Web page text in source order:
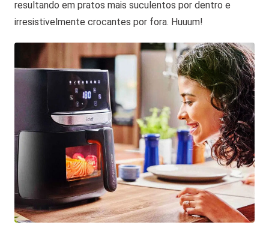
resultando em pratos mais suculentos por dentro e
irresistivelmente crocantes por fora. Huuum!